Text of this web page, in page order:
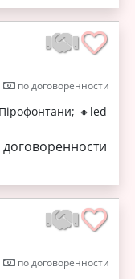
по договоренности
🔸led
по договоренности